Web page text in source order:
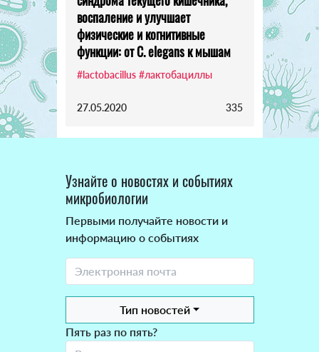
воспаление и улучшает
физические и когнитивные
функции: от C. elegans к мышам
#lactobacillus #лактобациллы
27.05.2020 335
Узнайте о новостях и событиях
микробиологии
Первыми получайте новости и
информацию о событиях
Тип новостей
Пять раз по пять?